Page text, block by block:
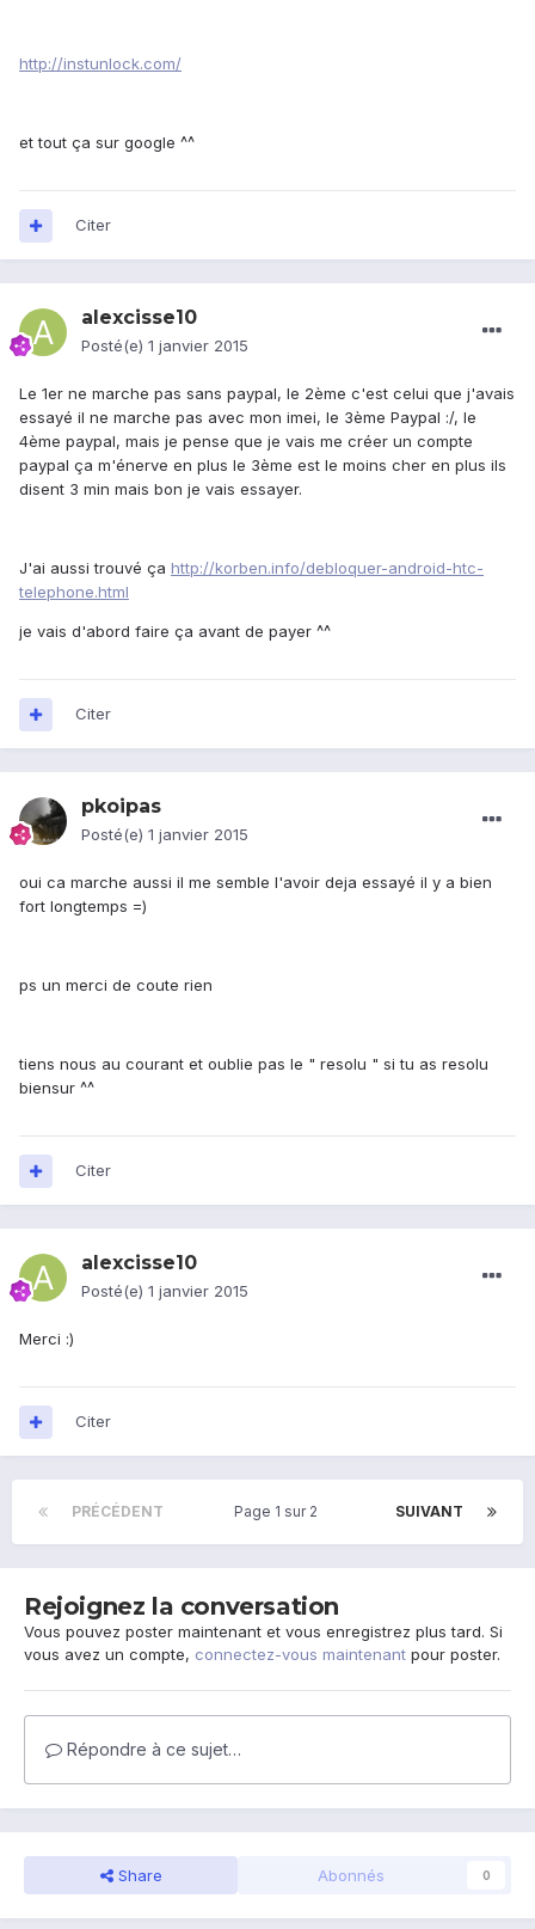
http://instunlock.com/
et tout ça sur google ^^
Citer
alexcisse10
Posté(e) 1 janvier 2015
Le 1er ne marche pas sans paypal, le 2ème c'est celui que j'avais
essayé il ne marche pas avec mon imei, le 3ème Paypal :/, le
4ème paypal, mais je pense que je vais me créer un compte
paypal ça m'énerve en plus le 3ème est le moins cher en plus ils
disent 3 min mais bon je vais essayer.
J'ai aussi trouvé ça http://korben.info/debloquer-android-htc-
telephone.html
je vais d'abord faire ça avant de payer ^^
Citer
pkoipas
Posté(e) 1 janvier 2015
oui ca marche aussi il me semble l'avoir deja essayé il y a bien
fort longtemps =)
ps un merci de coute rien
tiens nous au courant et oublie pas le " resolu " si tu as resolu
biensur ^^
Citer
alexcisse10
Posté(e) 1 janvier 2015
Merci :)
Citer
PRÉCÉDENT SUIVANT
Page 1 sur 2
Rejoignez la conversation
Vous pouvez poster maintenant et vous enregistrez plus tard. Si
vous avez un compte, connectez-vous maintenant pour poster.
Répondre à ce sujet…
Share Abonnés 0